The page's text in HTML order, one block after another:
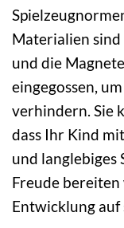
Materialien sind
und die
eingegossen,
verhindern. Sie
dass Ihr Kind
und langlebiges
Freude
Entwicklung